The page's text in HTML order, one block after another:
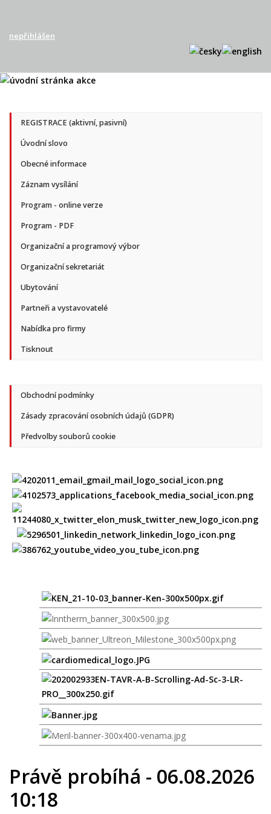
nepřihlášen
REGISTRACE (aktivní, pasivní)
Úvodní slovo
Obecné informace
Záznam vysílání
Program - online verze
Program - PDF
Organizační a programový výbor
Organizační sekretariát
Ubytování
Partneři a vystavovatelé
Nabídka pro firmy
Tisknout
Obchodní podmínky
Zásady zpracování osobních údajů (GDPR)
Předvolby souborů cookie
Právě probíhá - 06.08.2026
10:18